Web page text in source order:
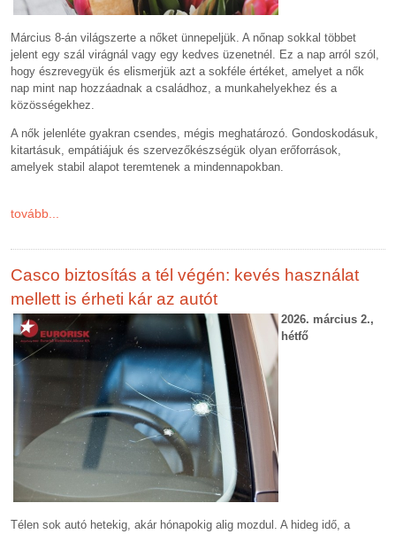
Március 8-án világszerte a nőket ünnepeljük. A nőnap sokkal többet
jelent egy szál virágnál vagy egy kedves üzenetnél. Ez a nap arról szól,
hogy észrevegyük és elismerjük azt a sokféle értéket, amelyet a nők
nap mint nap hozzáadnak a családhoz, a munkahelyekhez és a
közösségekhez.
A nők jelenléte gyakran csendes, mégis meghatározó. Gondoskodásuk,
kitartásuk, empátiájuk és szervezőkészségük olyan erőforrások,
amelyek stabil alapot teremtenek a mindennapokban.
tovább...
Casco biztosítás a tél végén: kevés használat
mellett is érheti kár az autót
2026. március 2.,
hétfő
Télen sok autó hetekig, akár hónapokig alig mozdul. A hideg idő, a